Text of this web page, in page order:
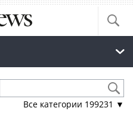
Все категории 199231 ▼